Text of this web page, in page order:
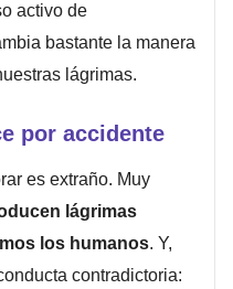
activo de
bastante la manera
lágrimas.
por accidente
es extraño. Muy
lágrimas
los humanos. Y,
contradictoria: